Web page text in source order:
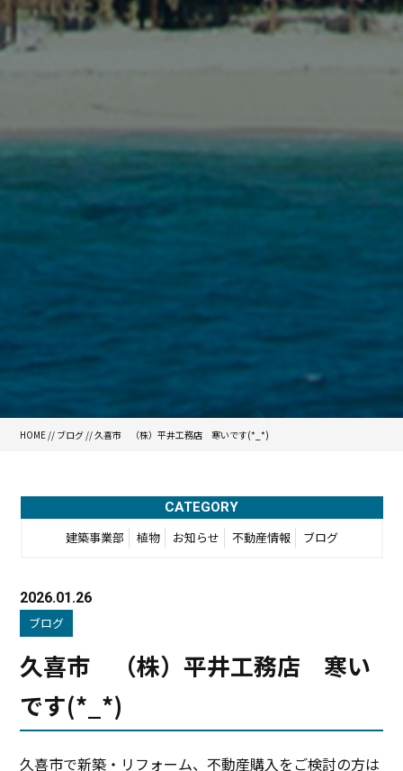
HOME // ブログ // 久喜市 （株）平井工務店 寒いです(*_*)
CATEGORY
建築事業部 植物 お知らせ 不動産情報 ブログ
2026.01.26
ブログ
久喜市 （株）平井工務店 寒い
です(*_*)
久喜市で新築・リフォーム、不動産購入をご検討の方は